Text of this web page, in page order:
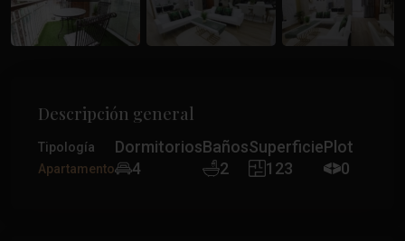
Descripción general
Tipología
Apartamento
Dormitorios
4
Baños
2
Superficie
123
Plot
0